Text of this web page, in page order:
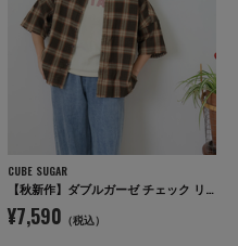
CUBE SUGAR
【秋新作】ダブルガーゼ チェック リバーシブル 5分袖 ドルマンシャツ
¥7,590 （税込）